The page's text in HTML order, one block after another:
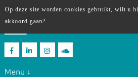
Menu ↓
Op deze site worden cookies gebruikt, wilt u
akkoord gaan?